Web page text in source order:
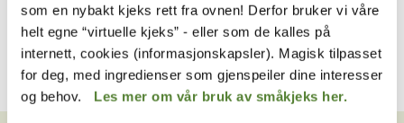
som en nybakt kjeks rett fra ovnen! Derfor bruker vi våre
helt egne “virtuelle kjeks” - eller som de kalles på
internett, cookies (informasjonskapsler). Magisk tilpasset
for deg, med ingredienser som gjenspeiler dine interesser
og behov. Les mer om vår bruk av småkjeks her.
249,–